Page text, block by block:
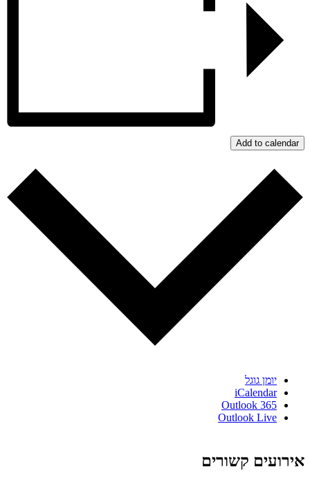
Add to calendar
יומן גוגל
iCalendar
Outlook 365
Outlook Live
אירועים קשורים